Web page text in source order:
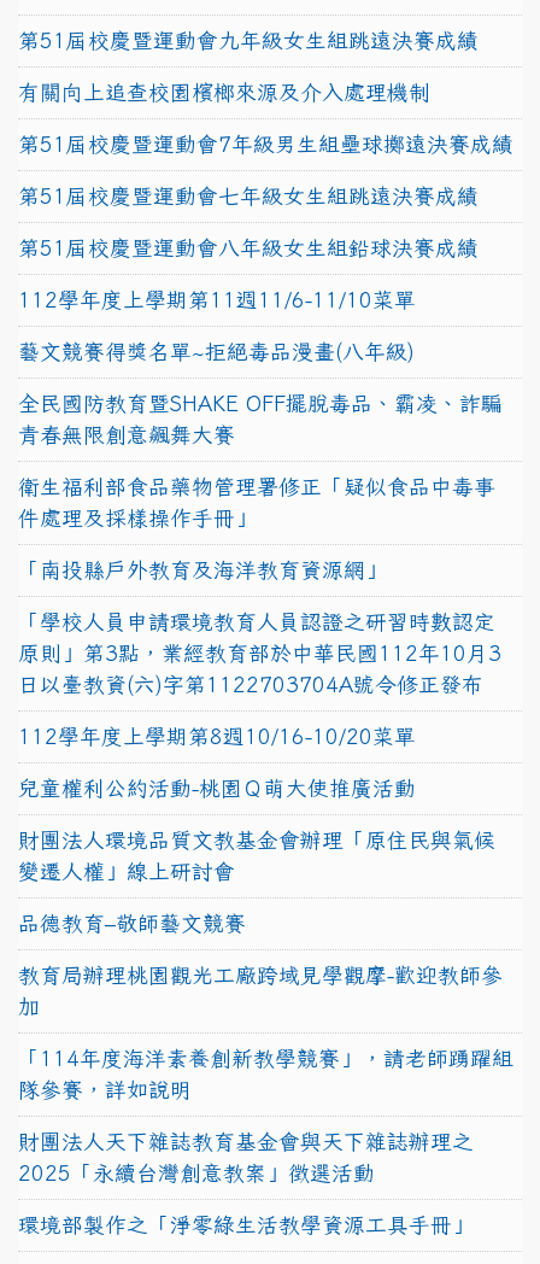
第51屆校慶暨運動會九年級女生組跳遠決賽成績
有關向上追查校園檳榔來源及介入處理機制
第51屆校慶暨運動會7年級男生組壘球擲遠決賽成績
第51屆校慶暨運動會七年級女生組跳遠決賽成績
第51屆校慶暨運動會八年級女生組鉛球決賽成績
112學年度上學期第11週11/6-11/10菜單
藝文競賽得獎名單~拒絕毒品漫畫(八年級)
全民國防教育暨SHAKE OFF擺脫毒品、霸凌、詐騙
青春無限創意飆舞大賽
衛生福利部食品藥物管理署修正「疑似食品中毒事
件處理及採樣操作手冊」
「南投縣戶外教育及海洋教育資源網」
「學校人員申請環境教育人員認證之研習時數認定
原則」第3點，業經教育部於中華民國112年10月3
日以臺教資(六)字第1122703704A號令修正發布
112學年度上學期第8週10/16-10/20菜單
兒童權利公約活動-桃園Ｑ萌大使推廣活動
財團法人環境品質文教基金會辦理「原住民與氣候
變遷人權」線上研討會
品德教育–敬師藝文競賽
教育局辦理桃園觀光工廠跨域見學觀摩-歡迎教師參
加
「114年度海洋素養創新教學競賽」，請老師踴躍組
隊參賽，詳如說明
財團法人天下雜誌教育基金會與天下雜誌辦理之
2025「永續台灣創意教案」徵選活動
環境部製作之「淨零綠生活教學資源工具手冊」